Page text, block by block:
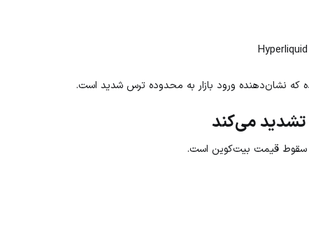
تشدید می‌کند
سقوط قیمت بیت‌کوین است.